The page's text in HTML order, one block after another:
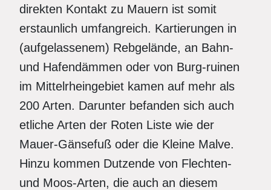
direkten Kontakt zu Mauern ist somit
erstaunlich umfangreich. Kartierungen in
(aufgelassenem) Rebgelände, an Bahn-
und Hafendämmen oder von Burg-ruinen
im Mittelrheingebiet kamen auf mehr als
200 Arten. Darunter befanden sich auch
etliche Arten der Roten Liste wie der
Mauer-Gänsefuß oder die Kleine Malve.
Hinzu kommen Dutzende von Flechten-
und Moos-Arten, die auch an diesem